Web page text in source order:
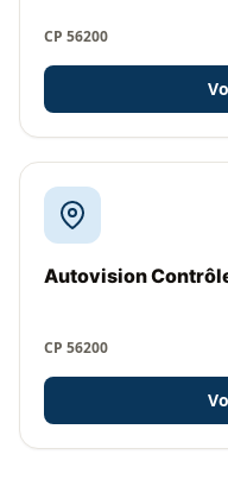
CP 56200
Autovision
CP 56200